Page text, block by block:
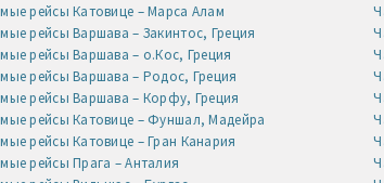
рейсы Катовице – Марса Алам
рейсы Варшава – Закинтос, Греция
рейсы Варшава – о.Кос, Греция
рейсы Варшава – Родос, Греция
рейсы Варшава – Корфу, Греция
рейсы Катовице – Фуншал, Мадейра
рейсы Катовице – Гран Канария
рейсы Прага – Анталия